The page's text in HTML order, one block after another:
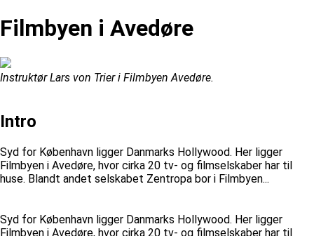
Filmbyen i Avedøre
Instruktør Lars von Trier i Filmbyen Avedøre.
Intro
Syd for København ligger Danmarks Hollywood. Her ligger
Filmbyen i Avedøre, hvor cirka 20 tv- og filmselskaber har til
huse. Blandt andet selskabet Zentropa bor i Filmbyen...
Syd for København ligger Danmarks Hollywood. Her ligger
Filmbyen i Avedøre, hvor cirka 20 tv- og filmselskaber har til